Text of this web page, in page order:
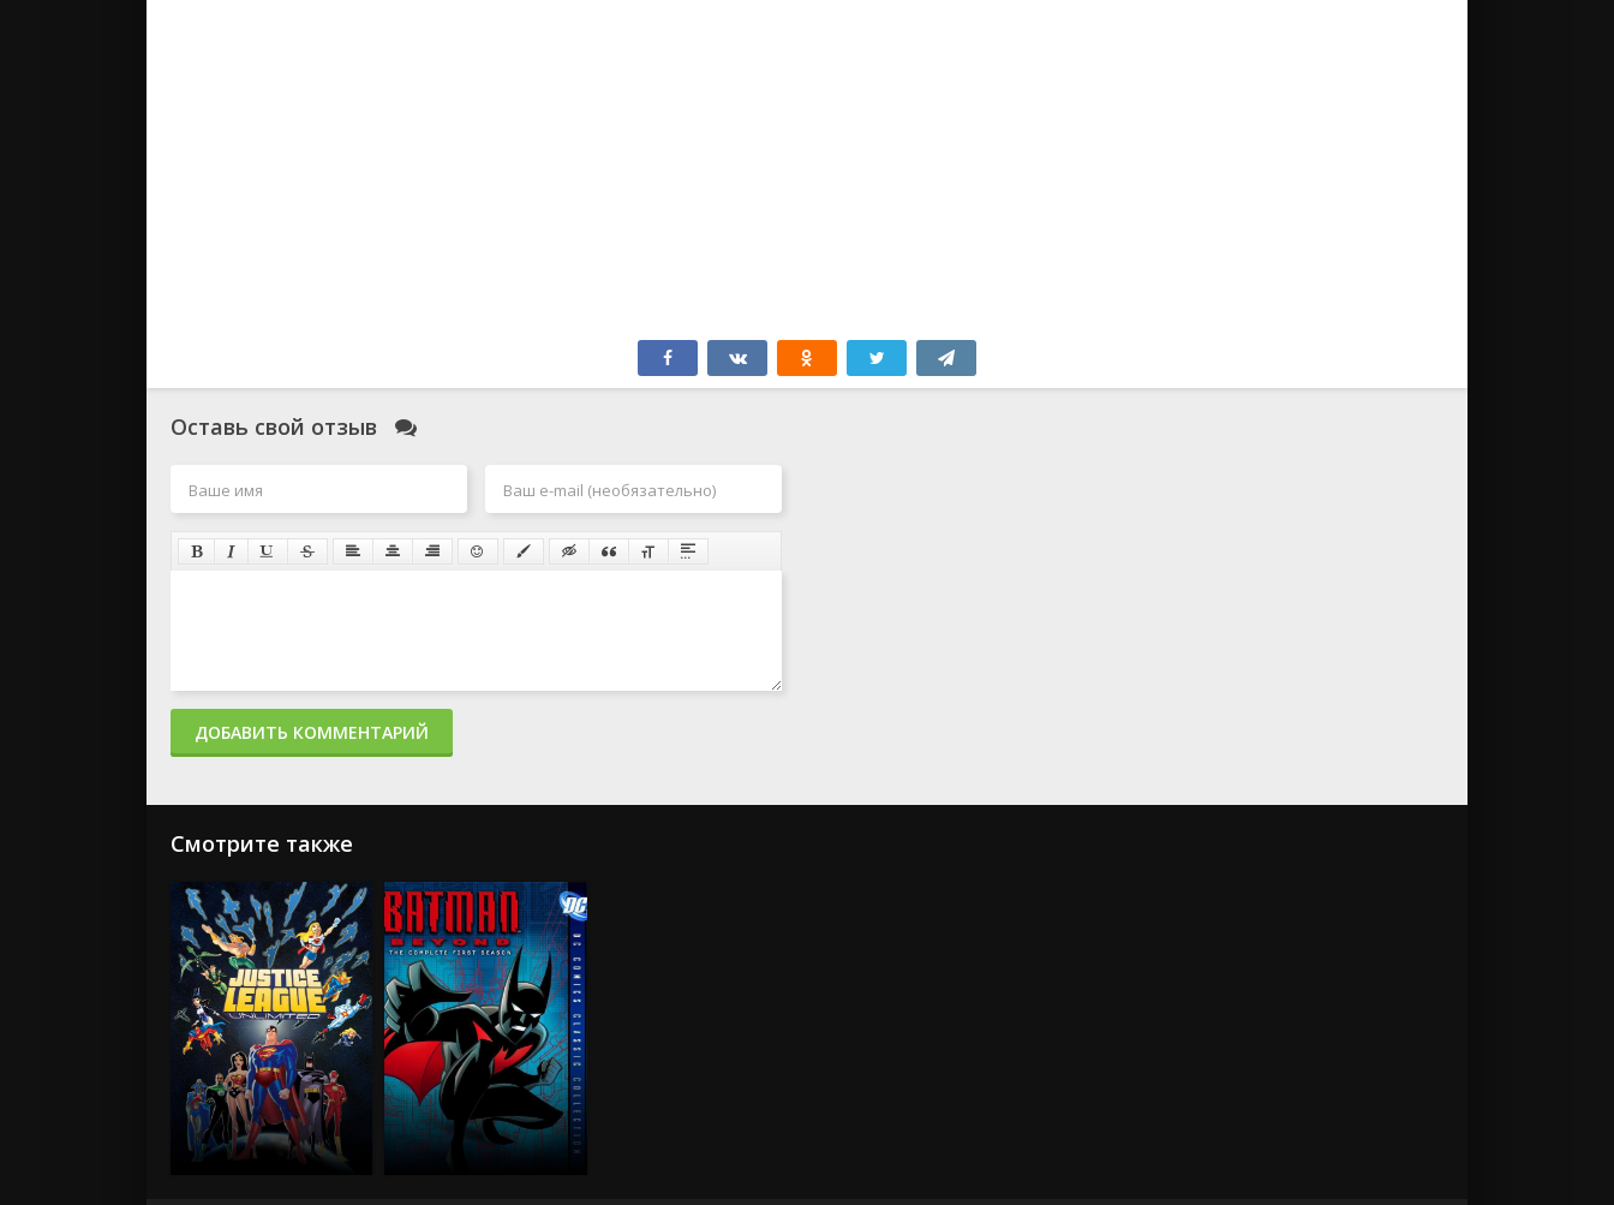
Оставь свой отзыв
ДОБАВИТЬ КОММЕНТАРИЙ
Смотрите также